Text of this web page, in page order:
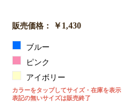
販売価格： ￥1,430
ブルー
ピンク
アイボリー
カラーをタップしてサイズ・在庫を表示
表記の無いサイズは販売終了